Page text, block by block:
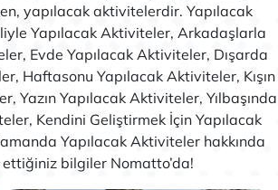
yapılacak aktivitelerdir. Yapılacak
Yapılacak Aktiviteler, Arkadaşlarla
Evde Yapılacak Aktiviteler, Dışarda
Haftasonu Yapılacak Aktiviteler, Kışın
Yazın Yapılacak Aktiviteler, Yılbaşında
Kendini Geliştirmek İçin Yapılacak
Yapılacak Aktiviteler hakkında
bilgiler Nomatto’da!